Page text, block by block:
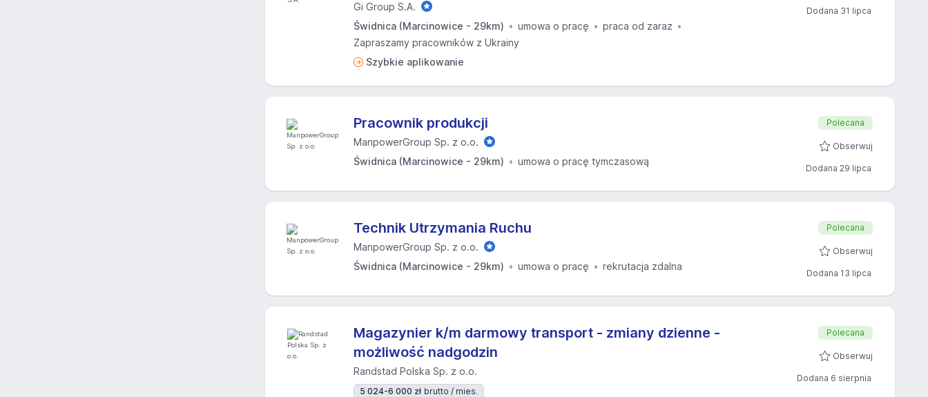
Gi Group S.A.
Świdnica (Marcinowice - 29km)
umowa o pracę
praca od zaraz
Zapraszamy pracowników z Ukrainy
Szybkie aplikowanie
Dodana 31 lipca
Pracownik produkcji
ManpowerGroup Sp. z o.o.
Świdnica (Marcinowice - 29km)
umowa o pracę tymczasową
Polecana
Obserwuj
Dodana 29 lipca
Technik Utrzymania Ruchu
ManpowerGroup Sp. z o.o.
Świdnica (Marcinowice - 29km)
umowa o pracę rekrutacja zdalna
Polecana
Obserwuj
Dodana 13 lipca
Magazynier k/m darmowy transport - zmiany dzienne -
możliwość nadgodzin
Randstad Polska Sp. z o.o.
5 024-6 000 zł brutto / mies.
Polecana
Obserwuj
Dodana 6 sierpnia